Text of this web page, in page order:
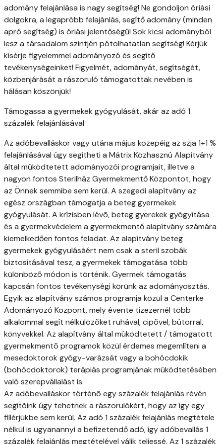
adomány felajánlása is nagy segítség! Ne gondoljon óriási
dolgokra, a legapróbb felajánlás, segítő adomány (minden
apró segítség) is óriási jelentőségű! Sok kicsi adományból
lesz a társadalom szintjén pótolhatatlan segítség! Kérjük
kísérje figyelemmel adományozó és segítő
tevékenységeinket! Figyelmét, adományát, segítségét,
közbenjárását a rászoruló támogatottak nevében is
hálásan köszönjük!
Támogassa a gyermekek gyógyulását, akár az adó 1
százalék felajánlásával
Az adóbevalláskor vagy utána május közepéig az szja 1+1 %
felajánlásával úgy segítheti a Mátrix Közhasznú Alapítvány
által működtetett adományozói programjait, illetve a
nagyon fontos Sterilház Gyermekmentő Központot, hogy
az Önnek semmibe sem kerül. A szegedi alapítvány az
egész országban támogatja a beteg gyermekek
gyógyulását. A krízisben lévõ, beteg gyerekek gyógyítása
és a gyermekvédelem a gyermekmentő alapítvány számára
kiemelkedően fontos feladat. Az alapítvány beteg
gyermekek gyógyulásáért nem csak a steril szobák
biztosításával tesz, a gyermekek támogatása több
különbözõ módon is történik. Gyermek támogatás
kapcsán fontos tevékenységi körünk az adományosztás.
Egyik az alapítvány számos programja közül a Centerke
Adományozó Központ, mely évente tízezernél több
alkalommal segít nélkülözõket ruhával, cipõvel, bútorral,
könyvekkel. Az alapítvány által mûködtetett / támogatott
gyermekmentõ programok közül érdemes megemlíteni a
mesedoktorok gyógy-varázsát vagy a bohócdokik
(bohócdoktorok) terápiás programjának mûködtetésében
való szerepvállalást is.
Az adóbevalláskor történõ egy százalék felajánlás révén
segítõink úgy tehetnek a rászorulókért, hogy az így egy
fillérjükbe sem kerül. Az adó 1 százalék felajánlás megtétele
nélkül is ugyanannyi a befizetendő adó, így adóbevallás 1
százalék felajánlás megtételével válik teljessé. Az 1 százalék